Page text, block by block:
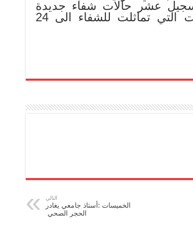
عشر حالات شفاء جديدة
ليرتفع العدد الاجمالي للحالات التي تماثلت للشفاء الى 24
التالي
الخميسات :أستاذ جامعي يغادر
الحجر الصحي